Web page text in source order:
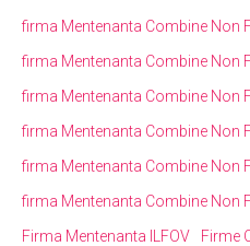
firma Mentenanta Combine Non
firma Mentenanta Combine Non
firma Mentenanta Combine Non
firma Mentenanta Combine Non
firma Mentenanta Combine Non
firma Mentenanta Combine Non
Firma Mentenanta ILFOV
Firme